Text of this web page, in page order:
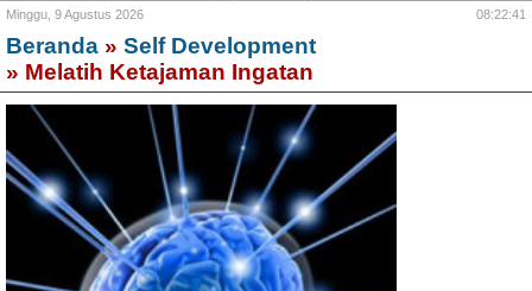
Minggu, 9 Agustus 2026 08:22:41
Beranda » Self Development
» Melatih Ketajaman Ingatan